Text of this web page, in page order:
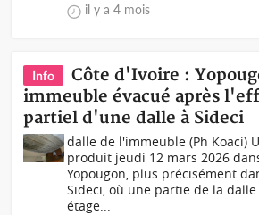
il y a 4 mois
Info
Côte d'Ivoire :
immeuble évacué après
partiel d'une dalle à Sideci
dalle de l'immeuble (Ph Koaci)
produit jeudi 12 mars 2026
Yopougon, plus précisément
Sideci, où une partie de la
étage...